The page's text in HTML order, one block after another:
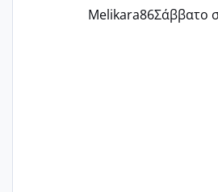
Melikara86Σάββατο